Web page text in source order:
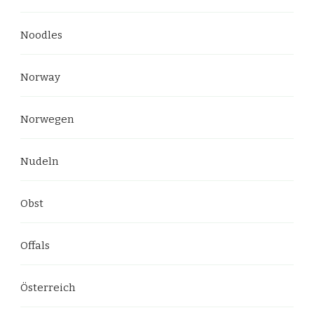
Noodles
Norway
Norwegen
Nudeln
Obst
Offals
Österreich